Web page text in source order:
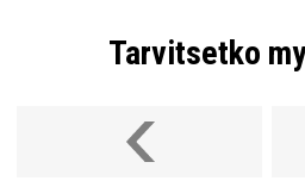
Tarvitsetko